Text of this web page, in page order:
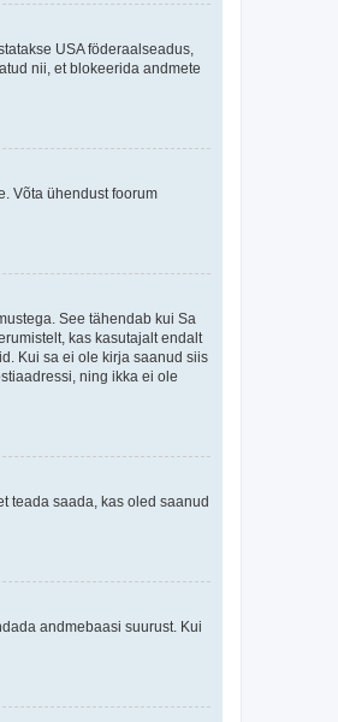
USA föderaalseadus,
nii, et blokeerida andmete
Võta ühendust foorum
See tähendab kui Sa
kas kasutajalt endalt
Kui sa ei ole kirja saanud siis
ning ikka ei ole
teada saada, kas oled saanud
andmebaasi suurust. Kui